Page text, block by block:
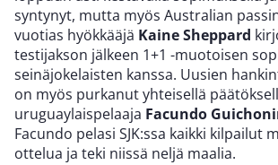
syntynyt, mutta myös Australian
vuotias hyökkääjä Kaine Sheppard
testijakson jälkeen 1+1 -muotoisen
seinäjokelaisten kanssa. Uusien
on myös purkanut yhteisellä
uruguaylaispelaaja Facundo
Facundo pelasi SJK:ssa kaikki kilpailut
ottelua ja teki niissä neljä maalia.